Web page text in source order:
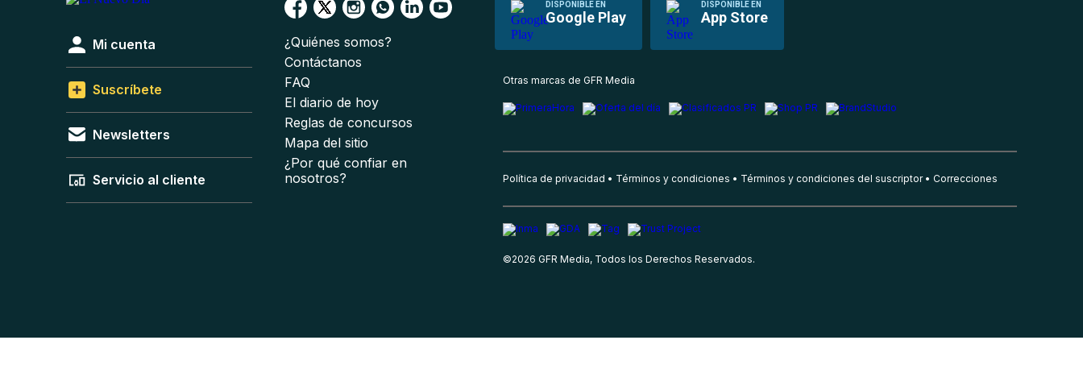
DISPONIBLE EN
Google Play
DISPONIBLE EN
App Store
Mi cuenta
Suscríbete
Newsletters
Servicio al cliente
¿Quiénes somos?
Contáctanos
FAQ
El diario de hoy
Reglas de concursos
Mapa del sitio
¿Por qué confiar en
nosotros?
Otras marcas de GFR Media
Política de privacidad Términos y condiciones Términos y condiciones del suscriptor Correcciones
©2026 GFR Media, Todos los Derechos Reservados.